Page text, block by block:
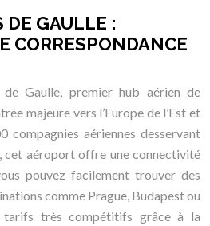
DE GAULLE :
CORRESPONDANCE
de Gaulle, premier hub aérien de
majeure vers l’Europe de l’Est et
compagnies aériennes desservant
cet aéroport offre une connectivité
pouvez facilement trouver des
comme Prague, Budapest ou
tarifs très compétitifs grâce à la